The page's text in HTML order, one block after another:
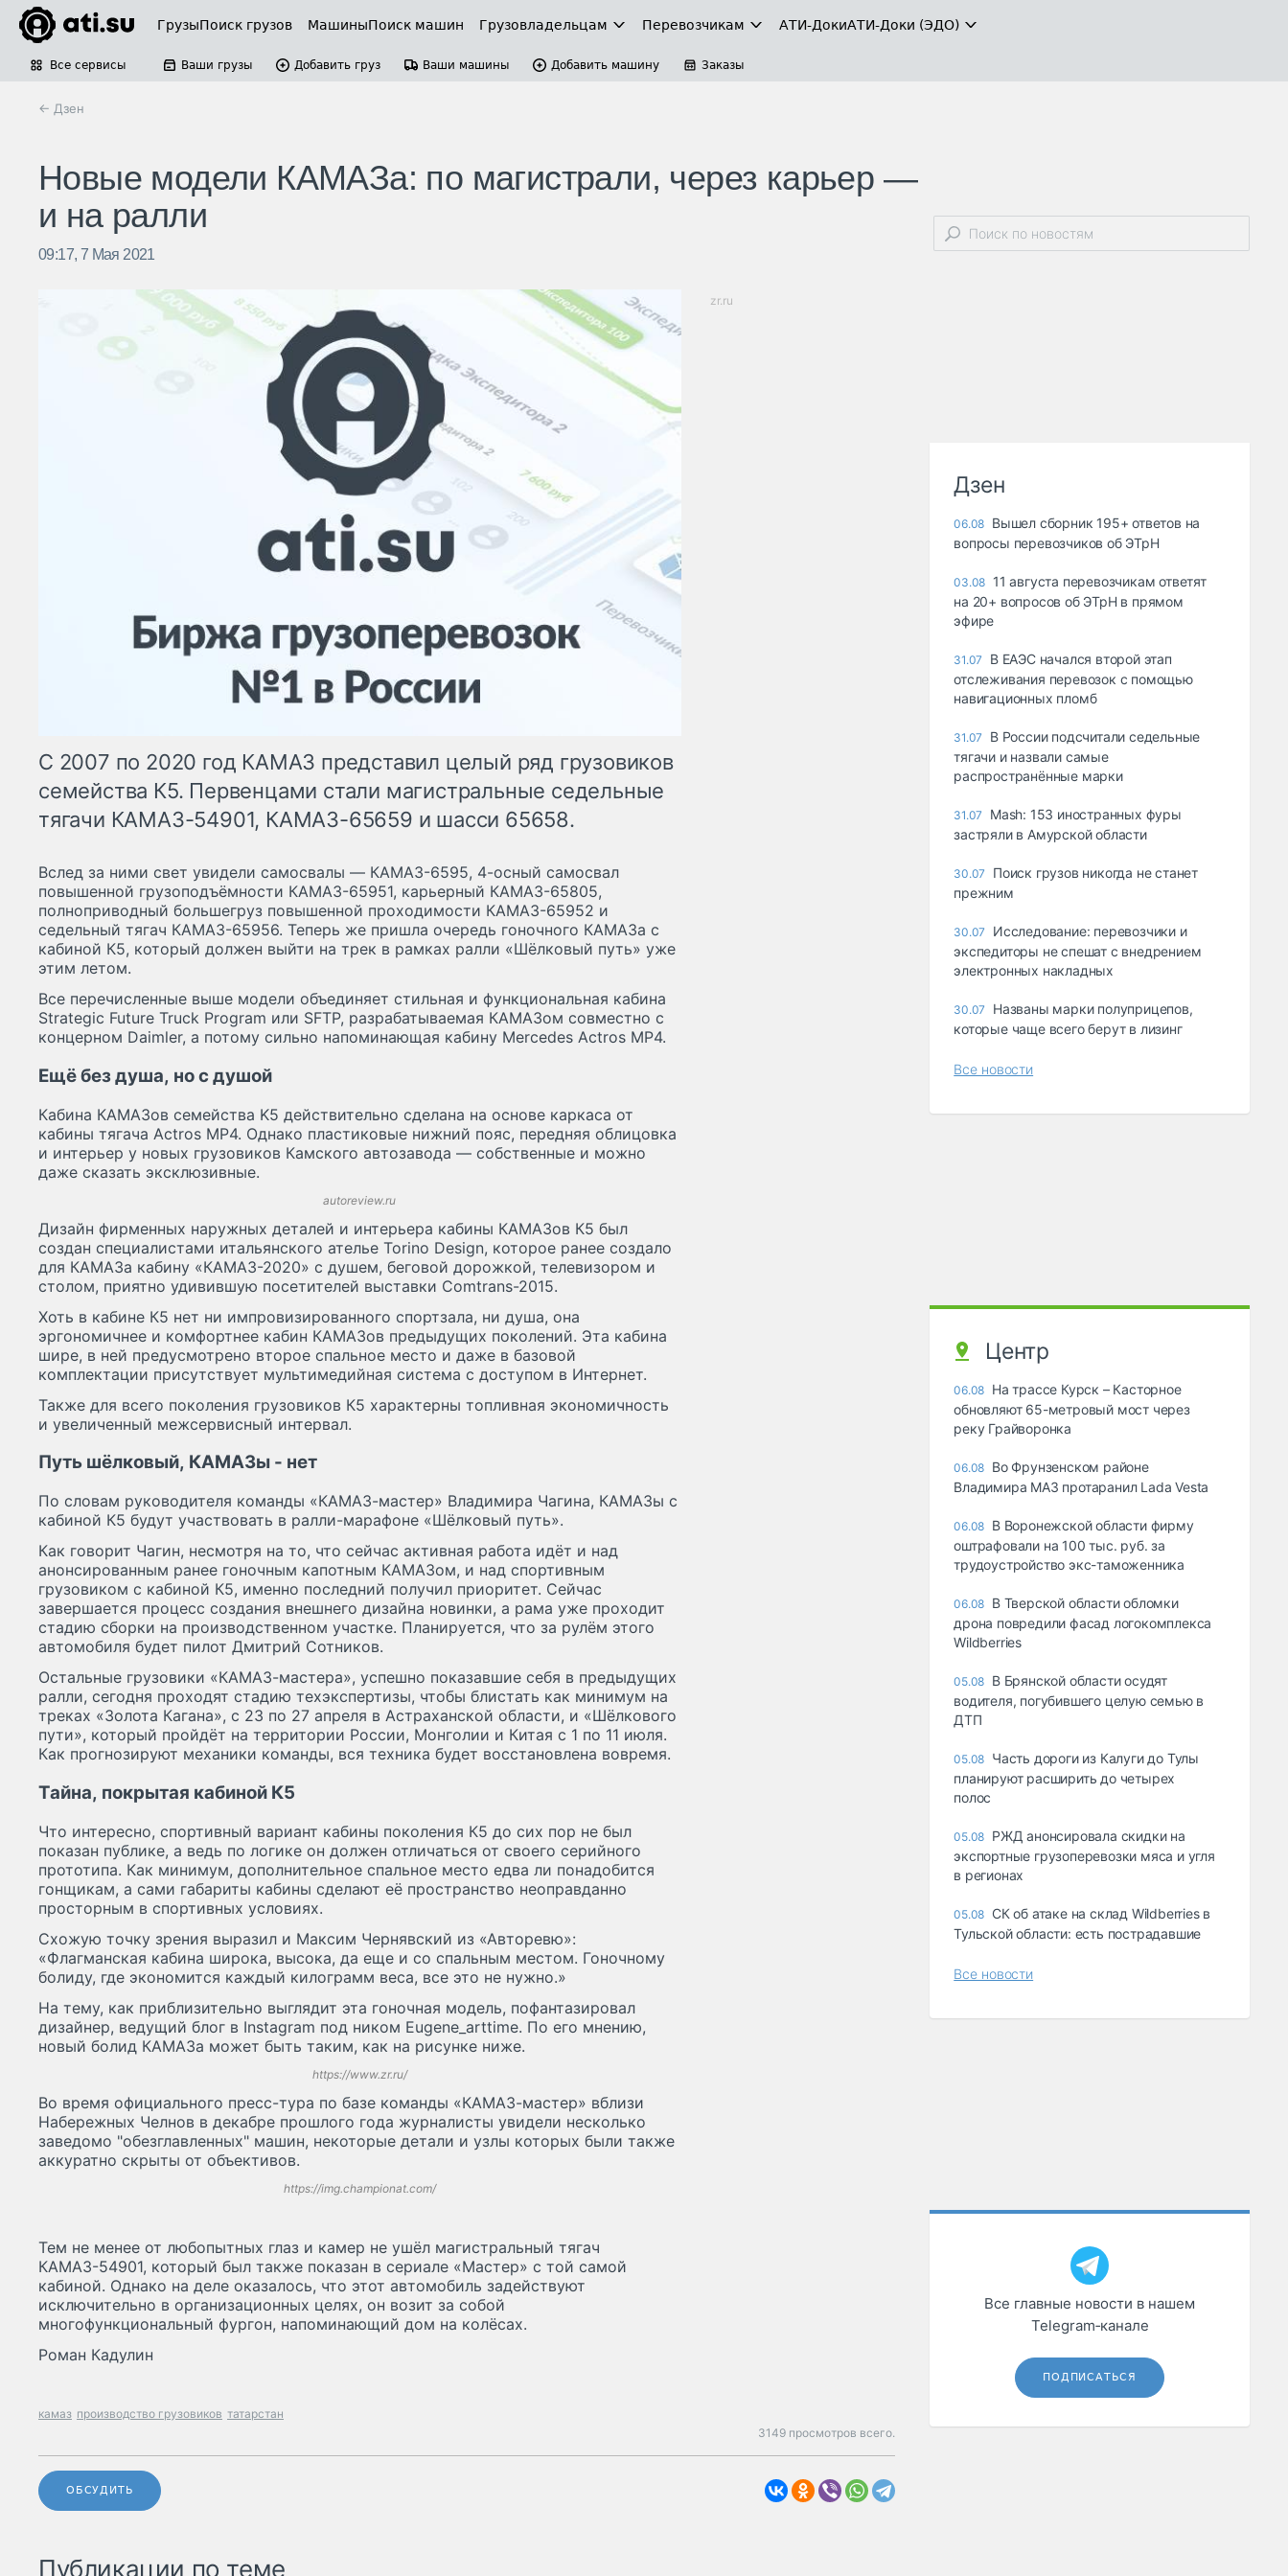
ГрузыПоиск грузов МашиныПоиск машин Грузовладельцам Перевозчикам АТИ-ДокиАТИ-Доки (ЭДО)
Все сервисы Ваши грузы Добавить груз Ваши машины Добавить машину Заказы
← Дзен
Новые модели КАМАЗа: по магистрали, через карьер —
и на ралли
09:17, 7 Мая 2021
zr.ru
С 2007 по 2020 год КАМАЗ представил целый ряд грузовиков
семейства К5. Первенцами стали магистральные седельные
тягачи КАМАЗ-54901, КАМАЗ-65659 и шасси 65658.
Вслед за ними свет увидели самосвалы — КАМАЗ-6595, 4-осный самосвал
повышенной грузоподъёмности КАМАЗ-65951, карьерный КАМАЗ-65805,
полноприводный большегруз повышенной проходимости КАМАЗ-65952 и
седельный тягач КАМАЗ-65956. Теперь же пришла очередь гоночного КАМАЗа с
кабиной К5, который должен выйти на трек в рамках ралли «Шёлковый путь» уже
этим летом.
Все перечисленные выше модели объединяет стильная и функциональная кабина
Strategic Future Truck Program или SFTP, разрабатываемая КАМАЗом совместно с
концерном Daimler, а потому сильно напоминающая кабину Mercedes Actros MP4.
Ещё без душа, но с душой
Кабина КАМАЗов семейства K5 действительно сделана на основе каркаса от
кабины тягача Actros MP4. Однако пластиковые нижний пояс, передняя облицовка
и интерьер у новых грузовиков Камского автозавода — собственные и можно
даже сказать эксклюзивные.
autoreview.ru
Дизайн фирменных наружных деталей и интерьера кабины КАМАЗов К5 был
создан специалистами итальянского ателье Torino Design, которое ранее создало
для КАМАЗа кабину «КАМАЗ-2020» с душем, беговой дорожкой, телевизором и
столом, приятно удивившую посетителей выставки Comtrans-2015.
Хоть в кабине К5 нет ни импровизированного спортзала, ни душа, она
эргономичнее и комфортнее кабин КАМАЗов предыдущих поколений. Эта кабина
шире, в ней предусмотрено второе спальное место и даже в базовой
комплектации присутствует мультимедийная система с доступом в Интернет.
Также для всего поколения грузовиков К5 характерны топливная экономичность
и увеличенный межсервисный интервал.
Путь шёлковый, КАМАЗы - нет
По словам руководителя команды «КАМАЗ-мастер» Владимира Чагина, КАМАЗы с
кабиной К5 будут участвовать в ралли-марафоне «Шёлковый путь».
Как говорит Чагин, несмотря на то, что сейчас активная работа идёт и над
анонсированным ранее гоночным капотным КАМАЗом, и над спортивным
грузовиком с кабиной К5, именно последний получил приоритет. Сейчас
завершается процесс создания внешнего дизайна новинки, а рама уже проходит
стадию сборки на производственном участке. Планируется, что за рулём этого
автомобиля будет пилот Дмитрий Сотников.
Остальные грузовики «КАМАЗ-мастера», успешно показавшие себя в предыдущих
ралли, сегодня проходят стадию техэкспертизы, чтобы блистать как минимум на
треках «Золота Кагана», с 23 по 27 апреля в Астраханской области, и «Шёлкового
пути», который пройдёт на территории России, Монголии и Китая с 1 по 11 июля.
Как прогнозируют механики команды, вся техника будет восстановлена вовремя.
Тайна, покрытая кабиной К5
Что интересно, спортивный вариант кабины поколения К5 до сих пор не был
показан публике, а ведь по логике он должен отличаться от своего серийного
прототипа. Как минимум, дополнительное спальное место едва ли понадобится
гонщикам, а сами габариты кабины сделают её пространство неоправданно
просторным в спортивных условиях.
Схожую точку зрения выразил и Максим Чернявский из «Авторевю»:
«Флагманская кабина широка, высока, да еще и со спальным местом. Гоночному
болиду, где экономится каждый килограмм веса, все это не нужно.»
На тему, как приблизительно выглядит эта гоночная модель, пофантазировал
дизайнер, ведущий блог в Instagram под ником Eugene_arttime. По его мнению,
новый болид КАМАЗа может быть таким, как на рисунке ниже.
https://www.zr.ru/
Во время официального пресс-тура по базе команды «КАМАЗ-мастер» вблизи
Набережных Челнов в декабре прошлого года журналисты увидели несколько
заведомо "обезглавленных" машин, некоторые детали и узлы которых были также
аккуратно скрыты от объективов.
https://img.championat.com/
Тем не менее от любопытных глаз и камер не ушёл магистральный тягач
КАМАЗ-54901, который был также показан в сериале «Мастер» с той самой
кабиной. Однако на деле оказалось, что этот автомобиль задействуют
исключительно в организационных целях, он возит за собой
многофункциональный фургон, напоминающий дом на колёсах.
Роман Кадулин
камаз производство грузовиков татарстан
3149 просмотров всего.
ОБСУДИТЬ
Публикации по теме
Дзен
06.08 Вышел сборник 195+ ответов на
вопросы перевозчиков об ЭТрН
03.08 11 августа перевозчикам ответят
на 20+ вопросов об ЭТрН в прямом
эфире
31.07
В ЕАЭС начался второй этап
отслеживания перевозок с помощью
навигационных пломб
31.07
В России подсчитали седельные
тягачи и назвали самые
распространённые марки
31.07
Mash: 153 иностранных фуры
застряли в Амурской области
30.07
Поиск грузов никогда не станет
прежним
30.07
Исследование: перевозчики и
экспедиторы не спешат с внедрением
электронных накладных
30.07
Названы марки полуприцепов,
которые чаще всего берут в лизинг
Все новости
Центр
06.08 На трассе Курск – Касторное
обновляют 65-метровый мост через
реку Грайворонка
06.08 Во Фрунзенском районе
Владимира МАЗ протаранил Lada Vesta
06.08 В Воронежской области фирму
оштрафовали на 100 тыс. руб. за
трудоустройство экс-таможенника
06.08 В Тверской области обломки
дрона повредили фасад логокомплекса
Wildberries
05.08 В Брянской области осудят
водителя, погубившего целую семью в
ДТП
05.08 Часть дороги из Калуги до Тулы
планируют расширить до четырех
полос
05.08 РЖД анонсировала скидки на
экспортные грузоперевозки мяса и угля
в регионах
05.08 СК об атаке на склад Wildberries в
Тульской области: есть пострадавшие
Все новости
Все главные новости в нашем
Telegram‑канале
ПОДПИСАТЬСЯ